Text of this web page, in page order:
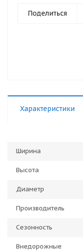
Поделиться
Характеристики
Ширина
Высота
Диаметр
Производитель
Сезонность
Внедорожные